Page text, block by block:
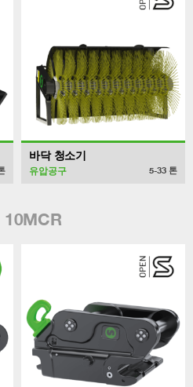
바닥 청소기
유압공구 5-33 톤